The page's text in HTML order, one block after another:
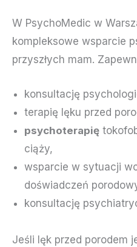
W PsychoMedic w
kompleksowe wsparcie
przyszłych mam.
konsultację
terapię lęku przed
psychoterapię
ciąży,
wsparcie w sytuacji
doświadczeń
konsultację
Jeśli lęk przed porodem